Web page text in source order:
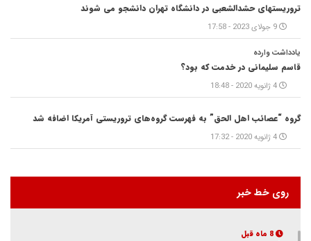
تروریستهای حشدالشعبی در دانشگاه تهران دانشجو می شوند
9 جولای 2023 - 17:58
یادداشت وارده
قاسم سلیمانی در خدمت که بود؟
4 ژانویه 2020 - 18:48
گروه “عصائب اهل الحق” به فهرست گروه‌های تروریستی آمریکا اضافه شد
4 ژانویه 2020 - 17:32
روی خط خبر
8 ماه قبل